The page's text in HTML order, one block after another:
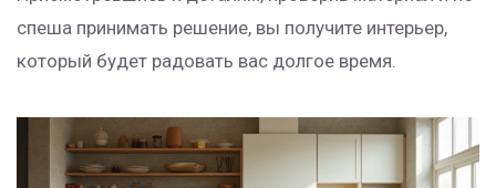
спеша принимать решение, вы получите интерьер,
который будет радовать вас долгое время.